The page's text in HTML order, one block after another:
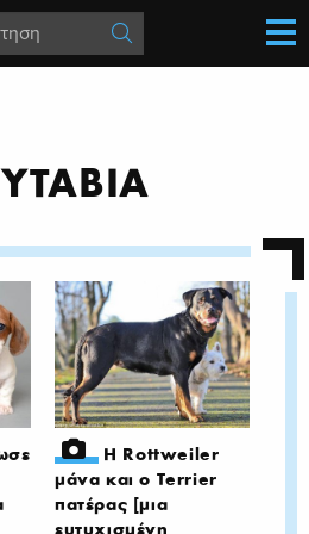
Η Rottweiler
μάνα και ο Terrier
πατέρας [μια
ευτυχισμένη